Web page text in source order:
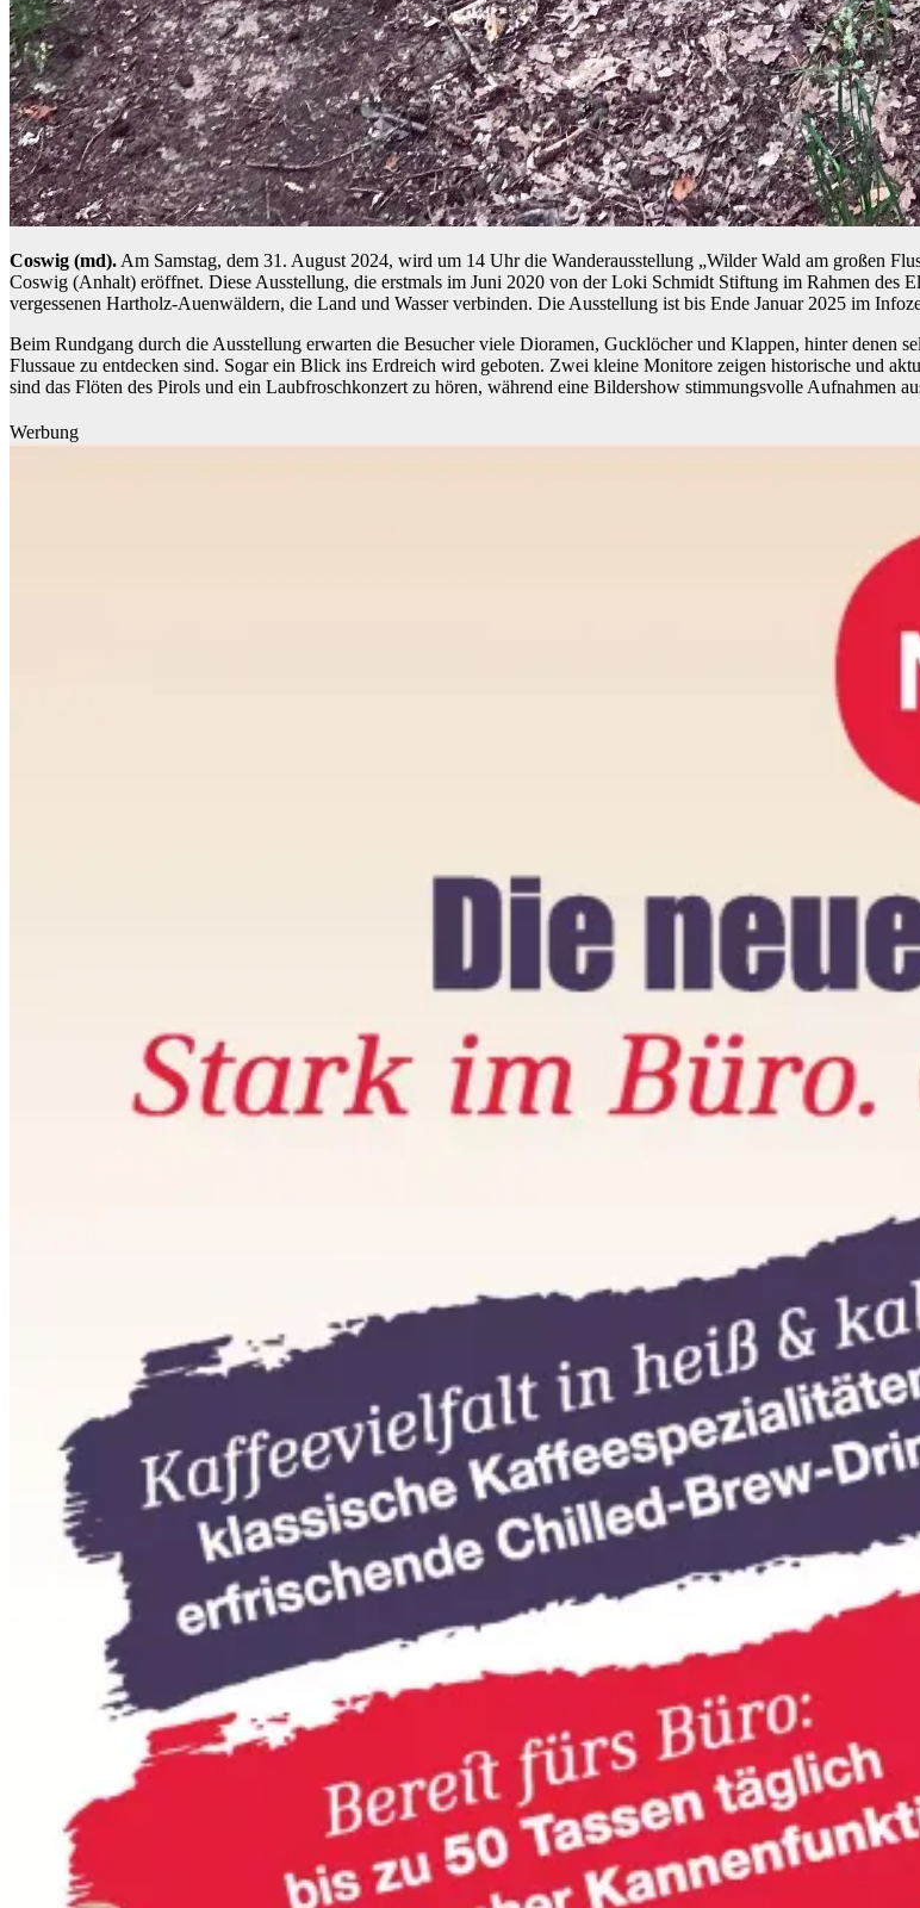
Coswig (md). Am Samstag, dem 31. August 2024, wird um 14 Uhr die Wanderausstellung „Wilder Wald am großen
Coswig (Anhalt) eröffnet. Diese Ausstellung, die erstmals im Juni 2020 von der Loki Schmidt Stiftung im Rahmen des
vergessenen Hartholz-Auenwäldern, die Land und Wasser verbinden. Die Ausstellung ist bis Ende Januar 2025 im
Beim Rundgang durch die Ausstellung erwarten die Besucher viele Dioramen, Gucklöcher und Klappen, hinter denen
Flussaue zu entdecken sind. Sogar ein Blick ins Erdreich wird geboten. Zwei kleine Monitore zeigen historische und
sind das Flöten des Pirols und ein Laubfroschkonzert zu hören, während eine Bildershow stimmungsvolle Aufnahmen
Werbung